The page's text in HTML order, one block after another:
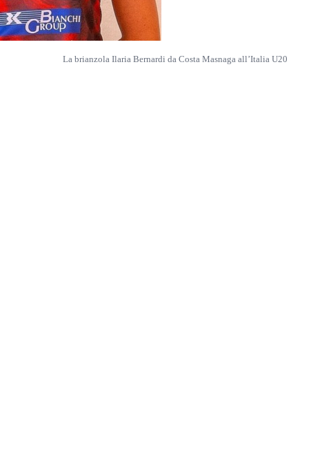
La brianzola Ilaria Bernardi da Costa Masnaga all’Italia U20